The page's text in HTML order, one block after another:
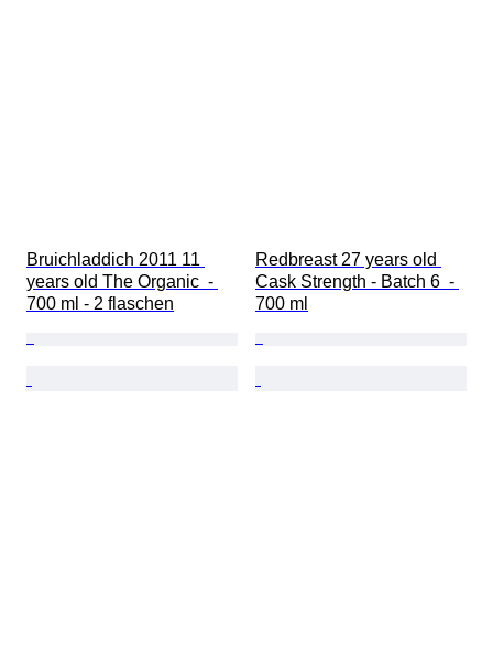
Bruichladdich 2011 11
years old The Organic  -
700 ml - 2 flaschen
Redbreast 27 years old
Cask Strength - Batch 6  -
700 ml